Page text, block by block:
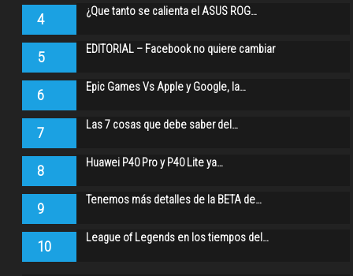
4 ¿Que tanto se calienta el ASUS ROG…
5 EDITORIAL – Facebook no quiere cambiar
6 Epic Games Vs Apple y Google, la…
7 Las 7 cosas que debe saber del…
8 Huawei P40 Pro y P40 Lite ya…
9 Tenemos más detalles de la BETA de…
10 League of Legends en los tiempos del…